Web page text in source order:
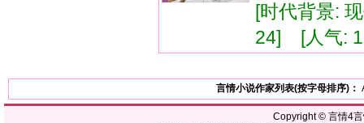
[时代背景:
24] [人气:
言情小说作家列表(按字母排序)：
Copyright © 言情4